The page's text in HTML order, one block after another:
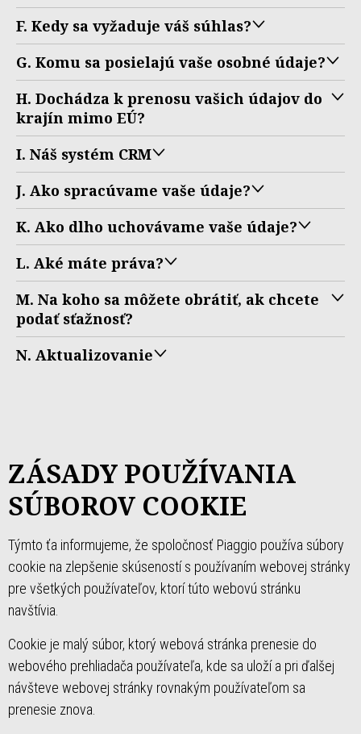
F. Kedy sa vyžaduje váš súhlas?
G. Komu sa posielajú vaše osobné údaje?
H. Dochádza k prenosu vašich údajov do
krajín mimo EÚ?
I. Náš systém CRM
J. Ako spracúvame vaše údaje?
K. Ako dlho uchovávame vaše údaje?
L. Aké máte práva?
M. Na koho sa môžete obrátiť, ak chcete
podať sťažnosť?
N. Aktualizovanie
ZÁSADY POUŽÍVANIA
SÚBOROV COOKIE
Týmto ťa informujeme, že spoločnosť Piaggio používa súbory
cookie na zlepšenie skúseností s používaním webovej stránky
pre všetkých používateľov, ktorí túto webovú stránku
navštívia.
Cookie je malý súbor, ktorý webová stránka prenesie do
webového prehliadača používateľa, kde sa uloží a pri ďalšej
návšteve webovej stránky rovnakým používateľom sa
prenesie znova.